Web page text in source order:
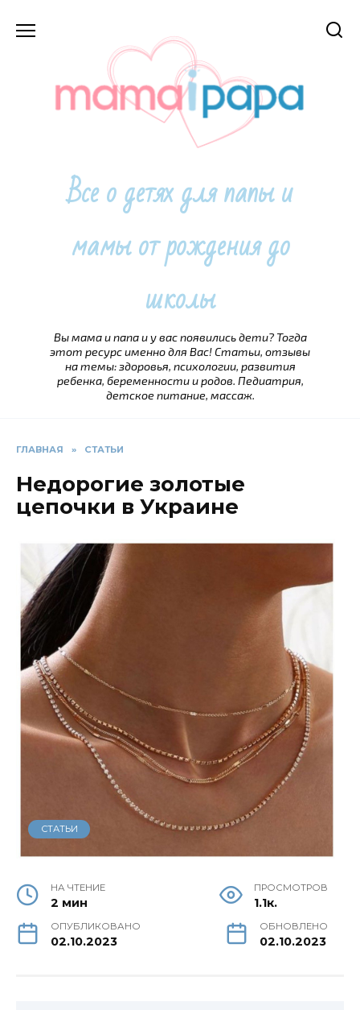
Все о детях для папы и
мамы от рождения до
школы
Вы мама и папа и у вас появились дети? Тогда
этот ресурс именно для Вас! Статьи, отзывы
на темы: здоровья, психологии, развития
ребенка, беременности и родов. Педиатрия,
детское питание, массаж.
ГЛАВНАЯ » СТАТЬИ
Недорогие золотые
цепочки в Украине
СТАТЬИ
НА ЧТЕНИЕ
2 мин
ПРОСМОТРОВ
1.1к.
ОПУБЛИКОВАНО
02.10.2023
ОБНОВЛЕНО
02.10.2023